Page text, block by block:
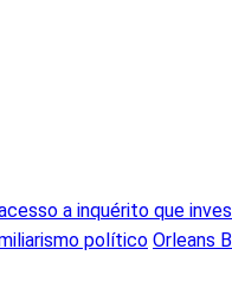
a inquérito que
político Orleans